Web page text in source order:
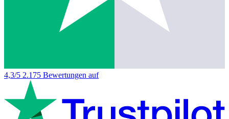
4,3/5 2.175 Bewertungen auf